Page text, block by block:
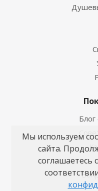
Блог
Мы используем
сайта.
соглашаетесь